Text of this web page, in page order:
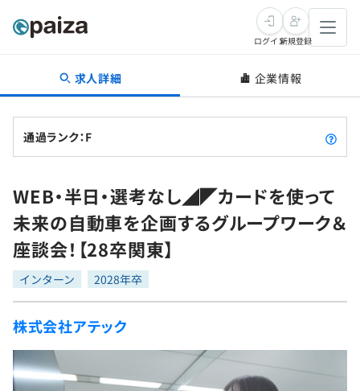
転職・キャリア
転職成功ガイド
転職エージェント
インタビュー
転職成功ガイド
新卒就活
求人検索
本選考
インターン
新卒エージェント
イベント・セミナー
学習
問題集
4択課題
ナレッジ
プログラミング言語
評価結果一覧
ゲーム・マンガ
Tech Team Journal
paizaとは？
ログイン新規登録
求人詳細 企業情報
通過ランク：F
WEB・半日・選考なし◢◤カードを使って
未来の自動車を企画するグループワーク＆
座談会！【28卒関東】
インターン 2028年卒
株式会社アテック